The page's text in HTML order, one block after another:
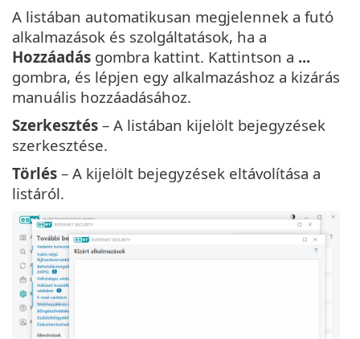
A listában automatikusan megjelennek a futó
alkalmazások és szolgáltatások, ha a
Hozzáadás gombra kattint. Kattintson a ...
gombra, és lépjen egy alkalmazáshoz a kizárás
manuális hozzáadásához.
Szerkesztés – A listában kijelölt bejegyzések
szerkesztése.
Törlés – A kijelölt bejegyzések eltávolítása a
listáról.